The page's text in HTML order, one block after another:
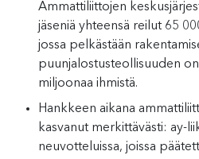
Ammattiliittojen
jäseniä yhteensä reilut 65
jossa pelkästään
puunjalostusteollisuuden
miljoonaa ihmistä.
Hankkeen aikana
kasvanut merkittävästi: ay-
neuvotteluissa, joissa